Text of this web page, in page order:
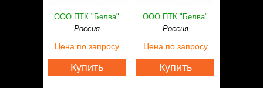
ООО ПТК "Белва"
Россия
Цена по запросу
Купить
ООО ПТК "Белва"
Россия
Цена по запросу
Купить